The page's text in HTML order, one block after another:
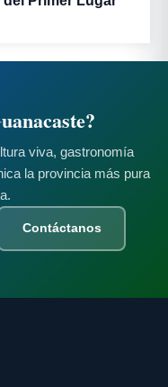
viva, gastronomía
la provincia más pura
Contáctanos